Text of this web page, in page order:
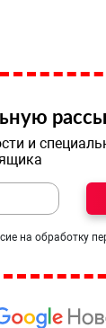
и
на обработку